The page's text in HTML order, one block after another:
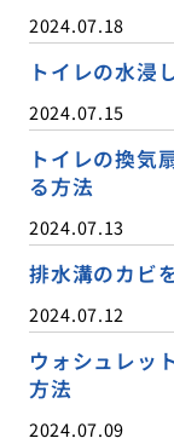
2024.07.18
トイレの水浸
2024.07.15
トイレの換気
る方法
2024.07.13
排水溝のカビ
2024.07.12
ウォシュレッ
方法
2024.07.09